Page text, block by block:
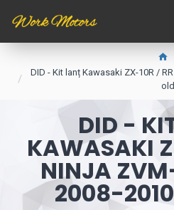
DID - Kit lanț Kawasaki ZX-10R /
DID -
KAWASAKI
NINJA
2008-